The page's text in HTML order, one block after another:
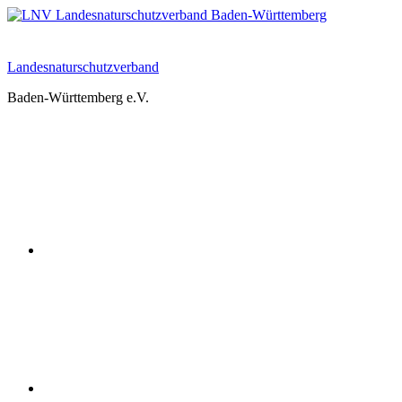
Zum
Landesnaturschutzverband
Baden-Württemberg e.V.